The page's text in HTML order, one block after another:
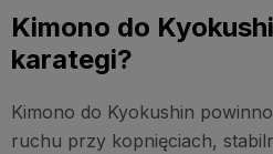
Kimono do
karategi?
Kimono do Kyokushin
ruchu przy kopnięciach,